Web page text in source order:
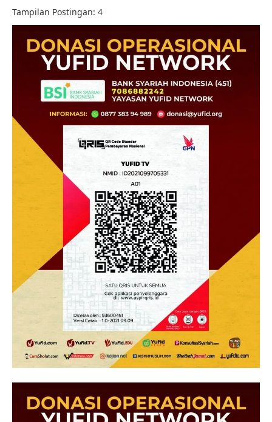
Tampilan Postingan: 4